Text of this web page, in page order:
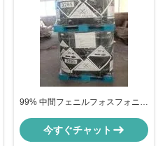
99% 中間フェニルフォスフォニク
824-72-6
今すぐチャット